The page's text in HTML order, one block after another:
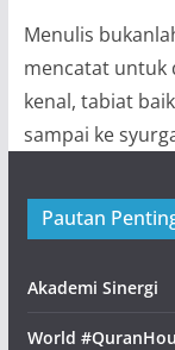
Menulis
mencatat untuk
kenal, tabiat
sampai ke
Pautan
Akademi Sinergi
World